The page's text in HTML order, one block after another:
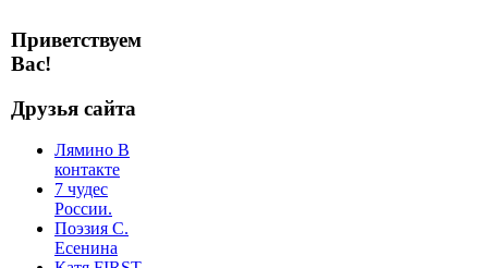
Приветствуем
Вас!
Друзья сайта
Лямино В
контакте
7 чудес
России.
Поэзия С.
Есенина